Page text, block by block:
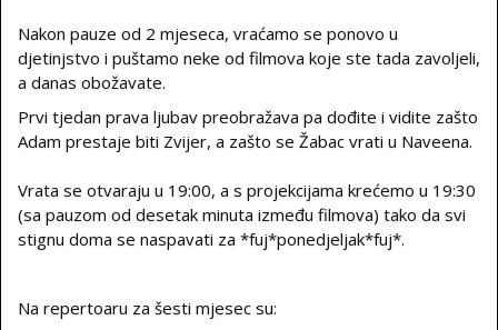
Nakon pauze od 2 mjeseca, vraćamo se ponovo u
djetinjstvo i puštamo neke od filmova koje ste tada zavoljeli,
a danas obožavate.
Prvi tjedan prava ljubav preobražava pa dođite i vidite zašto
Adam prestaje biti Zvijer, a zašto se Žabac vrati u Naveena.
Vrata se otvaraju u 19:00, a s projekcijama krećemo u 19:30
(sa pauzom od desetak minuta između filmova) tako da svi
stignu doma se naspavati za *fuj*ponedjeljak*fuj*.
Na repertoaru za šesti mjesec su: